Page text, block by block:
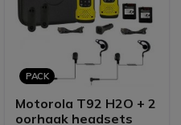
PACK
Motorola T92 H2O + 2
oorhaak headsets